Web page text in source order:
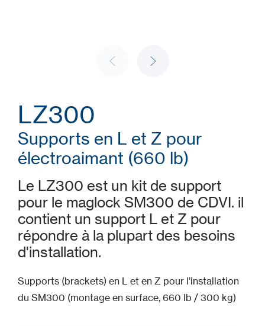
LZ300
Supports en L et Z pour
électroaimant (660 lb)
Le LZ300 est un kit de support
pour le maglock SM300 de CDVI. il
contient un support L et Z pour
répondre à la plupart des besoins
d'installation.
Supports (brackets) en L et en Z pour l’installation
du SM300 (montage en surface, 660 lb / 300 kg)